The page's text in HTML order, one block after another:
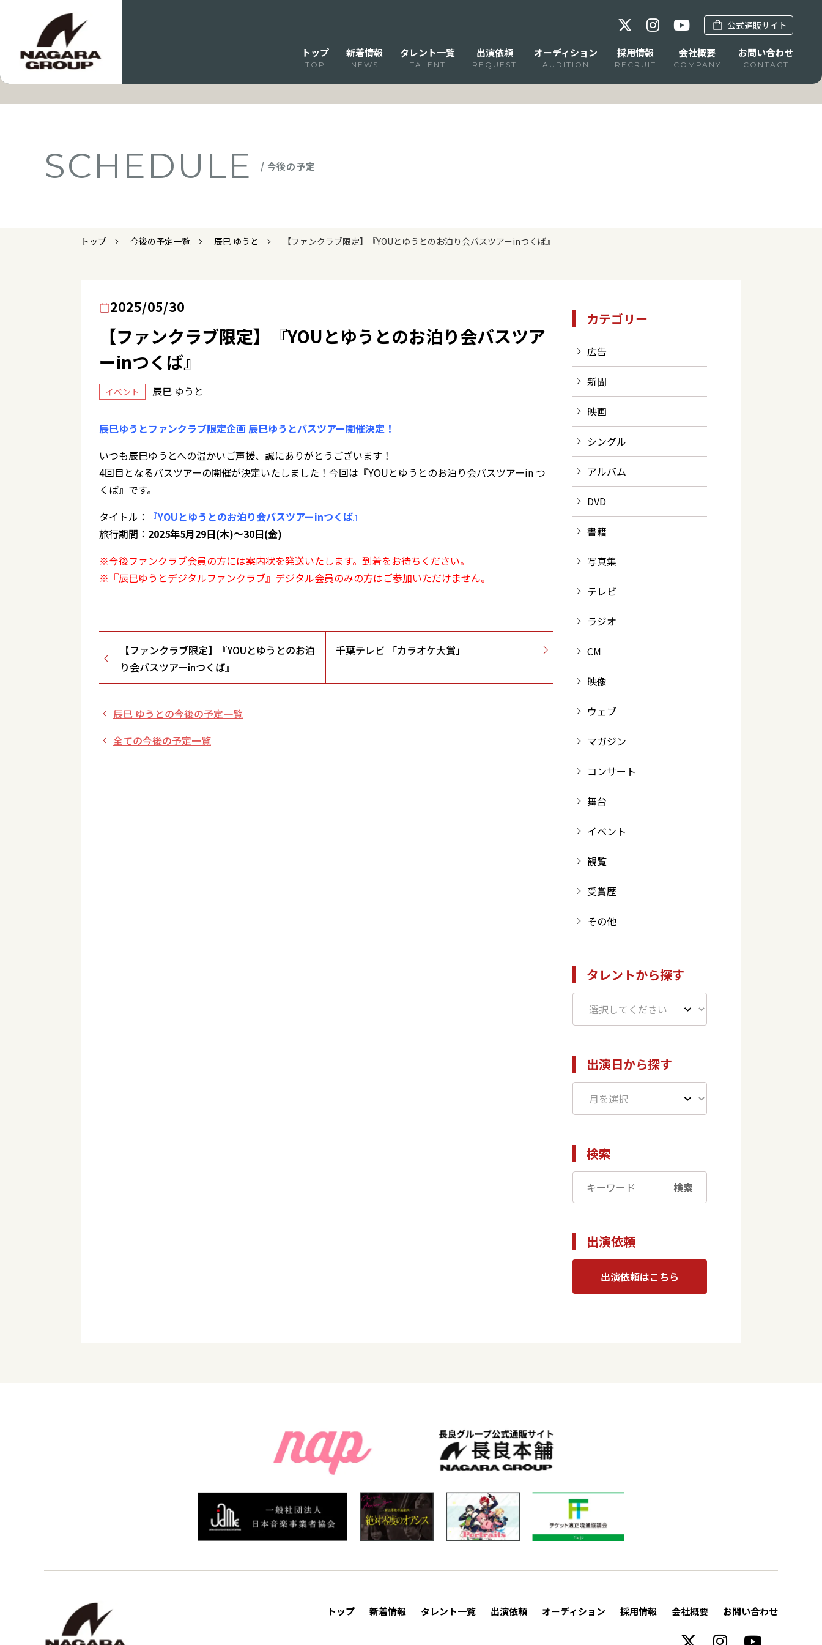
公式通販サイト
トップ
TOP
新着情報
NEWS
タレント一覧
TALENT
出演依頼
REQUEST
オーディション
AUDITION
採用情報
RECRUIT
会社概要
COMPANY
お問い合わせ
CONTACT
SCHEDULE / 今後の予定
トップ 今後の予定一覧 辰巳 ゆうと 【ファンクラブ限定】『YOUとゆうとのお泊り会バスツアーinつくば』
2025/05/30
【ファンクラブ限定】『YOUとゆうとのお泊り会バスツア
ーinつくば』
イベント 辰巳 ゆうと
辰巳ゆうとファンクラブ限定企画 辰巳ゆうとバスツアー開催決定！
いつも辰巳ゆうとへの温かいご声援、誠にありがとうございます！
4回目となるバスツアーの開催が決定いたしました！今回は『YOUとゆうとのお泊り会バスツアーin つ
くば』です。
タイトル：
『YOUとゆうとのお泊り会バスツアーinつくば』
旅行期間： 2025年5月29日(木)～30日(金)
※今後ファンクラブ会員の方には案内状を発送いたします。到着をお待ちください。
※『辰巳ゆうとデジタルファンクラブ』デジタル会員のみの方はご参加いただけません。
【ファンクラブ限定】『YOUとゆうとのお泊
り会バスツアーinつくば』
千葉テレビ 「カラオケ大賞」
辰巳 ゆうとの今後の予定一覧
全ての今後の予定一覧
カテゴリー
広告
新聞
映画
シングル
アルバム
DVD
書籍
写真集
テレビ
ラジオ
CM
映像
ウェブ
マガジン
コンサート
舞台
イベント
観覧
受賞歴
その他
タレントから探す
出演日から探す
検索
検索
出演依頼
出演依頼はこちら
トップ 新着情報 タレント一覧 出演依頼 オーディション 採用情報 会社概要 お問い合わせ